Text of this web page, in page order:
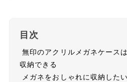
目次
無印のアクリルメガネケース
収納できる
メガネをおしゃれに収納した